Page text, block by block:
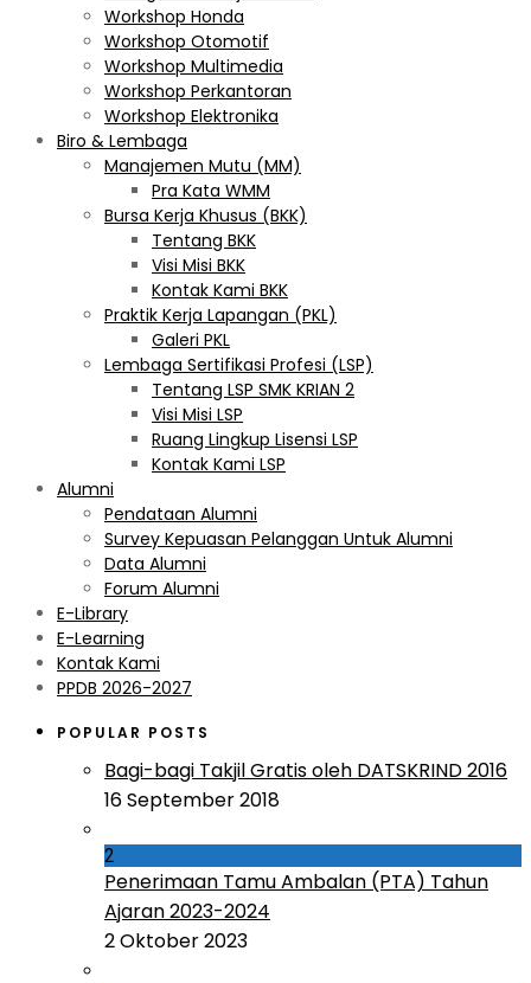
Workshop Honda
Workshop Otomotif
Workshop Multimedia
Workshop Perkantoran
Workshop Elektronika
Biro & Lembaga
Manajemen Mutu (MM)
Pra Kata WMM
Bursa Kerja Khusus (BKK)
Tentang BKK
Visi Misi BKK
Kontak Kami BKK
Praktik Kerja Lapangan (PKL)
Galeri PKL
Lembaga Sertifikasi Profesi (LSP)
Tentang LSP SMK KRIAN 2
Visi Misi LSP
Ruang Lingkup Lisensi LSP
Kontak Kami LSP
Alumni
Pendataan Alumni
Survey Kepuasan Pelanggan Untuk Alumni
Data Alumni
Forum Alumni
E-Library
E-Learning
Kontak Kami
PPDB 2026-2027
POPULAR POSTS
Bagi-bagi Takjil Gratis oleh DATSKRIND 2016
16 September 2018
2
Penerimaan Tamu Ambalan (PTA) Tahun
Ajaran 2023-2024
2 Oktober 2023